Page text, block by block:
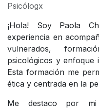
Psicólogx
¡Hola! Soy Paola
experiencia en
vulnerados,
psicológicos y enfoque
Esta formación me
ética y centrada en la
Me destaco por mi